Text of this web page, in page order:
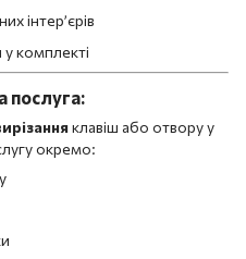
інтер’єрів
комплекті
послуга:
клавіш або отвору у
окремо: